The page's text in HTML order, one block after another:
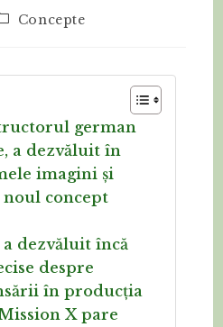
Concepte
german
a dezvăluit în
imagini și
concept
dezvăluit încă
despre
în producția
X pare